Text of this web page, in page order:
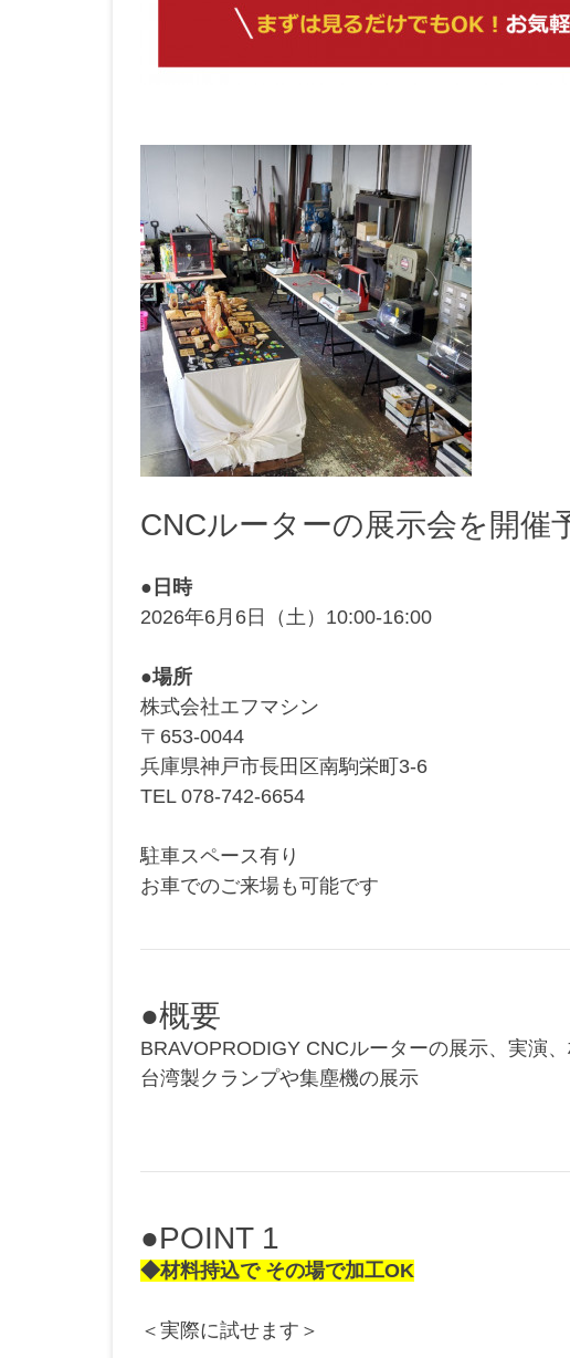
CNCルーターの展示会を開催
●日時
2026年6月6日（土）10:00-16:00
●場所
株式会社エフマシン
〒653-0044
兵庫県神戸市長田区南駒栄町3-6
TEL 078-742-6654
駐車スペース有り
お車でのご来場も可能です
●概要
BRAVOPRODIGY CNCルーターの展示、実演
台湾製クランプや集塵機の展示
●POINT 1
◆材料持込で その場で加工OK
＜実際に試せます＞